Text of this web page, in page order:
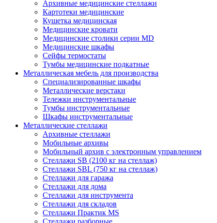
Архивные медицинские стеллажи
Картотеки медицинские
Кушетка медицинская
Медицинские кровати
Медицинские столики серии MD
Медицинские шкафы
Сейфы термостаты
Тумбы медицинские подкатные
Металлическая мебель для производства
Cпециализированные шкафы
Металлические верстаки
Тележки инструментальные
Тумбы инструментальные
Шкафы инструментальные
Металлические стеллажи
Архивные стеллажи
Мобильные архивы
Мобильный архив с электронным управлением
Стеллажи SB (2100 кг на стеллаж)
Стеллажи SBL (750 кг на стеллаж)
Стеллажи для гаража
Стеллажи для дома
Стеллажи для инструмента
Стеллажи для складов
Стеллажи Практик MS
Стеллажи разборные